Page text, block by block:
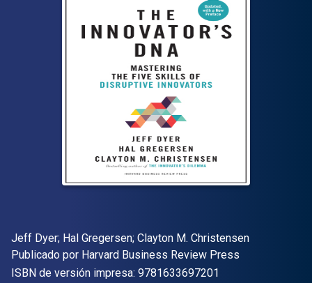
Autor(es)
Jeff Dyer; Hal Gregersen; Clayton M. Christensen
Editorial
Publicado por Harvard Business Review Press
ISBN de versión impresa: 9781633697201